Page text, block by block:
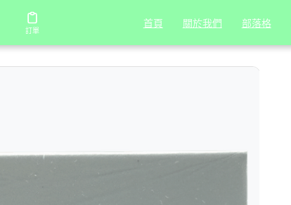
訂單
首頁 關於我們 部落格
訂單
首頁 關於我們 部落格
TENGSU） | 鎮店之寶，旗艦款強效升級，效果超強！